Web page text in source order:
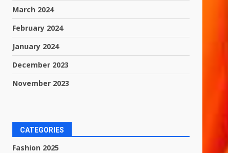
March 2024
February 2024
January 2024
December 2023
November 2023
CATEGORIES
Fashion 2025